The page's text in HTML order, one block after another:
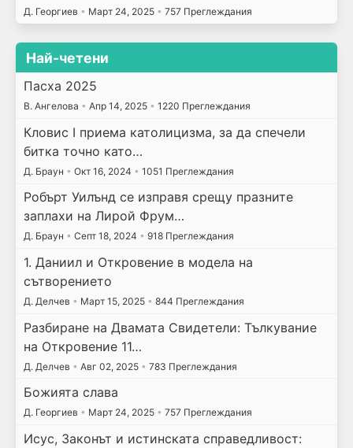
Д. Георгиев • Март 24, 2025 • 757 Преглеждания
Най-четени
Пасха 2025
В. Ангелова • Апр 14, 2025 • 1220 Преглеждания
Кловис I приема католицизма, за да спечели
битка точно като…
Д. Браун • Окт 16, 2024 • 1051 Преглеждания
Робърт Уилънд се изправя срещу празните
заплахи на Лирой Фрум…
Д. Браун • Септ 18, 2024 • 918 Преглеждания
1. Даниил и Откровение в модела на
сътворението
Д. Делчев • Март 15, 2025 • 844 Преглеждания
Разбиране на Двамата Свидетели: Тълкувание
на Откровение 11…
Д. Делчев • Авг 02, 2025 • 783 Преглеждания
Божията слава
Д. Георгиев • Март 24, 2025 • 757 Преглеждания
Исус, Законът и истинската справедливост: